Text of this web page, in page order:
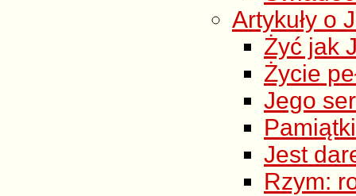
Artykuły o
Żyć jak
Życie
Jego
Jest
Rzym: